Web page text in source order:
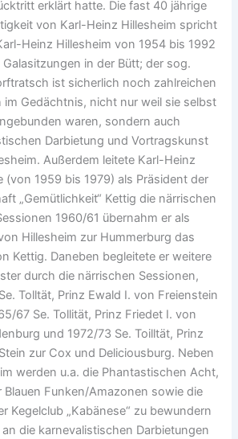
erklärt hatte. Die fast 40 jährige
von Karl-Heinz Hillesheim spricht
Heinz Hillesheim von 1954 bis 1992
in der Bütt; der sog.
ist sicherlich noch zahlreichen
im Gedächtnis, nicht nur weil sie selbst
waren, sondern auch
Darbietung und Vortragskunst
Außerdem leitete Karl-Heinz
(von 1959 bis 1979) als Präsident der
„Gemütlichkeit“ Kettig die närrischen
1960/61 übernahm er als
Hillesheim zur Hummerburg das
Kettig. Daneben begleitete er weitere
durch die närrischen Sessionen,
Tolltät, Prinz Ewald I. von Freienstein
67 Se. Tollität, Prinz Friedet I. von
und 1972/73 Se. Toilltät, Prinz
zur Cox und Deliciousburg. Neben
werden u.a. die Phantastischen Acht,
Blauen Funken/Amazonen sowie die
Kegelclub „Kabänese“ zu bewundern
die karnevalistischen Darbietungen